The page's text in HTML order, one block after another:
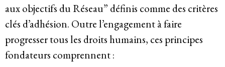
aux objectifs du Réseau” définis comme des critères
clés d’adhésion. Outre l’engagement à faire
progresser tous les droits humains, ces principes
fondateurs comprennent :